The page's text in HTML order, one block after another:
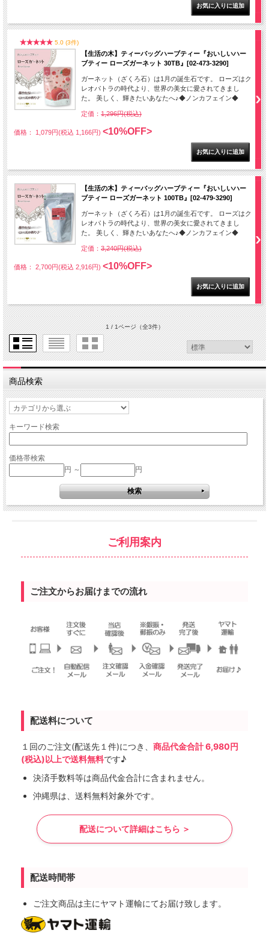
5.0 (3件)
【生活の木】ティーバッグハーブティー『おいしいハー
ブティー ローズガーネット 30TB』[02-473-3290]
ガーネット（ざくろ石）は1月の誕生石です。 ローズはク
レオパトラの時代より、世界の美女に愛されてきまし
た。 美しく、輝きたいあなたへ♪◆ノンカフェイン◆
定価： 1,296円(税込)
価格： 1,079円(税込 1,166円) <10%OFF>
【生活の木】ティーバッグハーブティー『おいしいハー
ブティー ローズガーネット 100TB』[02-479-3290]
ガーネット（ざくろ石）は1月の誕生石です。 ローズはク
レオパトラの時代より、世界の美女に愛されてきまし
た。 美しく、輝きたいあなたへ♪◆ノンカフェイン◆
定価： 3,240円(税込)
価格： 2,700円(税込 2,916円) <10%OFF>
1 / 1ページ（全3件）
商品検索
キーワード検索
価格帯検索
円 ～
円
ご利用案内
ご注文からお届けまでの流れ
配送料について
１回のご注文(配送先１件)につき、 商品代金合計 6,980円
(税込)以上で送料無料です♪
決済手数料等は商品代金合計に含まれません。
沖縄県は、送料無料対象外です。
配送について詳細はこちら ＞
配送時間帯
ご注文商品は主にヤマト運輸にてお届け致します。